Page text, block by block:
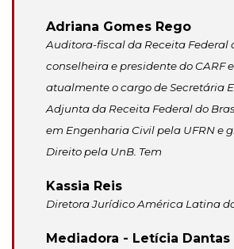
Adriana Gomes Rego
Auditora-fiscal da Receita Federal
conselheira e presidente do CARF
atualmente o cargo de Secretária
Adjunta da Receita Federal do
em Engenharia Civil pela UFRN e
Direito pela UnB. Tem
Kassia Reis
Diretora Jurídico América Latina
Mediadora - Letícia Dantas